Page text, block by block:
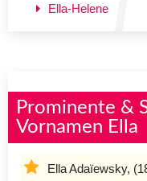
Ella-Helene
Prominente &
Vornamen Ella
Ella Adaïewsky,